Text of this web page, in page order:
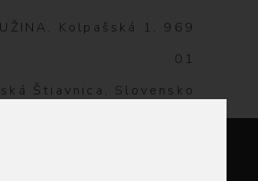
Kolpašská 1, 969
01
Štiavnica, Slovensko